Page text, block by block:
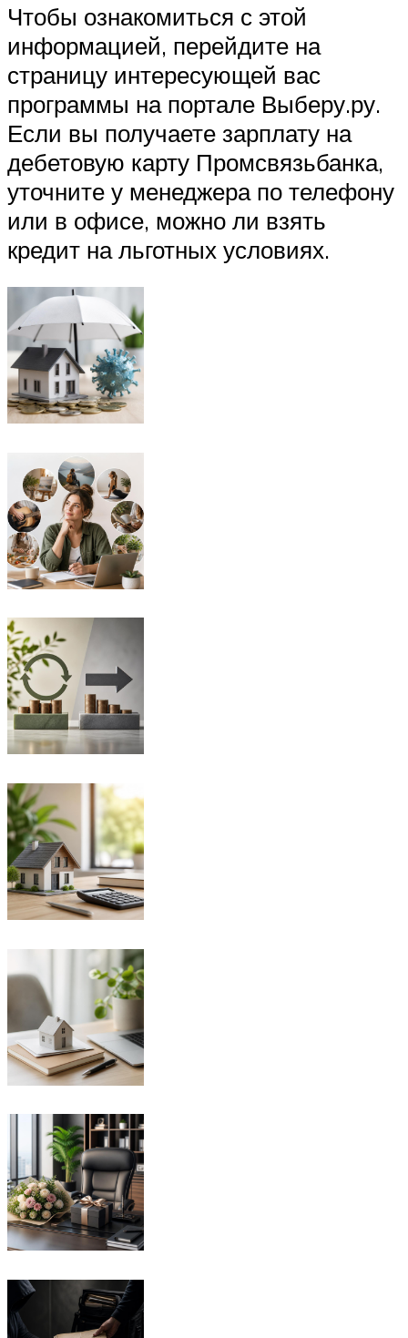
Чтобы ознакомиться с этой
информацией, перейдите на
страницу интересующей вас
программы на портале Выберу.ру.
Если вы получаете зарплату на
дебетовую карту Промсвязьбанка,
уточните у менеджера по телефону
или в офисе, можно ли взять
кредит на льготных условиях.